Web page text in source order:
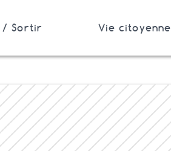
/ Sortir Vie citoyenne